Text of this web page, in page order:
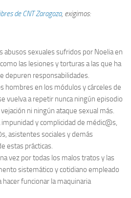
de CNT Zaragoza, exigimos:
abusos sexuales sufridos por Noelia en
las lesiones y torturas a las que ha
depuren responsabilidades.
hombres en los módulos y cárceles de
vuelva a repetir nunca ningún episodio
ni ningún ataque sexual más.
y complicidad de médic@s,
asistentes sociales y demás
estas prácticas.
vez por todas los malos tratos y las
sistemático y cotidiano empleado
hacer funcionar la maquinaria